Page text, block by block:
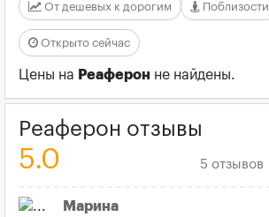
От дешевых к дорогим Поблизости
Открыто сейчас
Цены на Реаферон не найдены.
Реаферон отзывы
5.0 5 отзывов
Марина